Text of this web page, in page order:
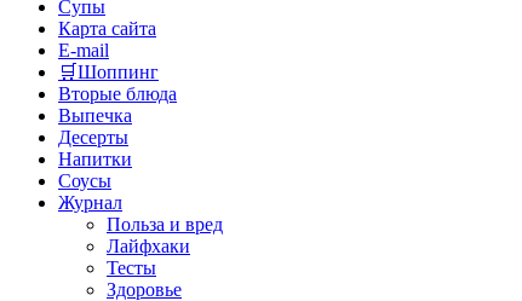
Супы
Карта сайта
E-mail
🛒Шоппинг
Вторые блюда
Выпечка
Десерты
Напитки
Соусы
Журнал
Польза и вред
Лайфхаки
Тесты
Здоровье